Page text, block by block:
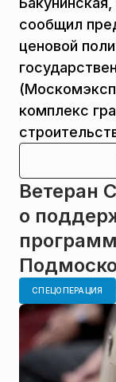
сообщил
ценовой
комплекс
Ветеран
о
СПЕЦОПЕРАЦИЯ